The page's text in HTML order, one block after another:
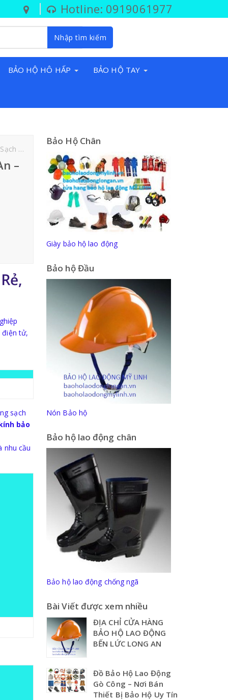
Hotline: 0919061977
Nhập tìm kiếm
BẢO HỘ HÔ HẤP BẢO HỘ TAY
An
–
điện tử,
sạch
bảo
nhu cầu
Bảo Hộ Chân
Giày bảo hộ lao động
Bảo hộ Đầu
Nón Bảo hộ
Bảo hộ lao động chân
Bảo hộ lao động chống ngã
Bài Viết được xem nhiều
ĐỊA CHỈ CỬA HÀNG
BẢO HỘ LAO ĐỘNG
BẾN LỨC LONG AN
Đồ Bảo Hộ Lao Động
Gò Công – Nơi Bán
Thiết Bị Bảo Hộ Uy Tín